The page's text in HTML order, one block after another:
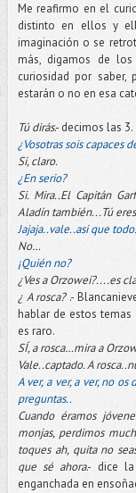
Me reafirmo en el
distinto en ellos y
imaginación o se
más, digamos de
curiosidad por
estarán o no en esa
Tú dirás.- decimos las 3.
¿Vosotras sois capaces
Si, claro.
¿En serio?
Si. Mira..El Capitán
Aladín también...Tú
Jajaja..vale..asi que
No…
¡Quién no?
¿Ves a Orzowei?....es
¿ A rosca?.-
hablar de estos
es raro.
SÍ, a rosca…mira a
Vale..captado. A
A ver, a ver, a ver, no
preguntas..
Cuando éramos
monjas, perdimos
toques ah, quita no
que sé ahora.- dice
enganchada en